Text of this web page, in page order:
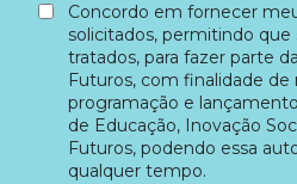
Concordo em fornecer
solicitados, permitindo
tratados, para fazer parte
Futuros, com finalidade
programação e
de Educação, Inovação
Futuros, podendo essa
qualquer tempo.